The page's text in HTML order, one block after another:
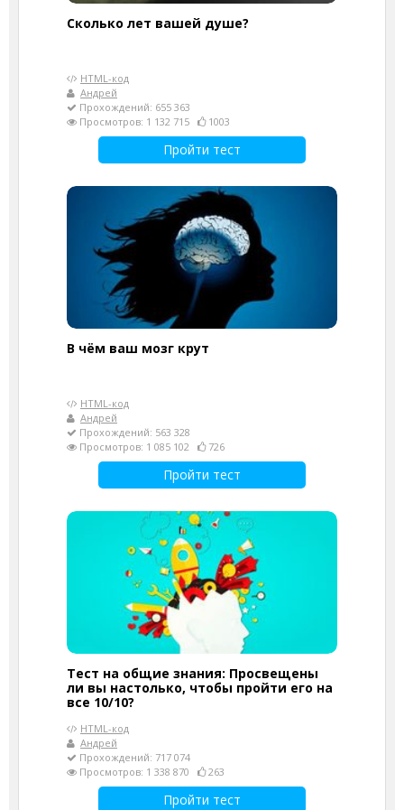
Cколько лет вашей душе?
HTML-код
Андрей
Прохождений: 655 363
Просмотров: 1 132 715
1003
Пройти тест
В чём ваш мозг крут
HTML-код
Андрей
Прохождений: 563 328
Просмотров: 1 085 102
726
Пройти тест
Тест на общие знания: Просвещены
ли вы настолько, чтобы пройти его на
все 10/10?
HTML-код
Андрей
Прохождений: 717 074
Просмотров: 1 338 870
263
Пройти тест